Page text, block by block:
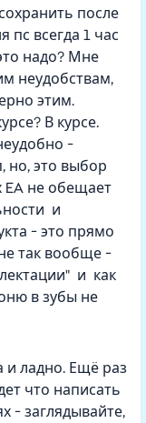
после
пс всегда 1 час
надо? Мне
неудобствам,
этим.
В курсе.
-
но, это выбор
EA не обещает
и
- это прямо
так вообще -
и как
в зубы не
и ладно. Ещё раз
что написать
- заглядывайте,